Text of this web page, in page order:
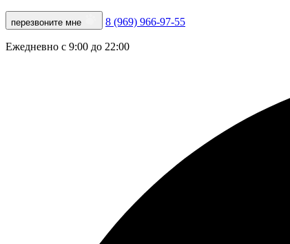
перезвоните мне 8 (969) 966-97-55
Ежедневно с 9:00 до 22:00